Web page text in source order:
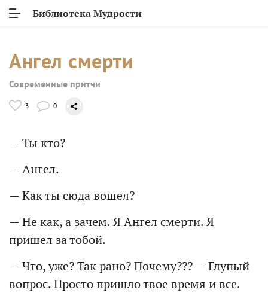
Библиотека Мудрости
Ангел смерти
Современные притчи
3 0
— Ты кто?
— Ангел.
— Как ты сюда вошел?
— Не как, а зачем. Я Ангел смерти. Я
пришел за тобой.
— Что, уже? Так рано? Почему??? — Глупый
вопрос. Просто пришло твое время и все.